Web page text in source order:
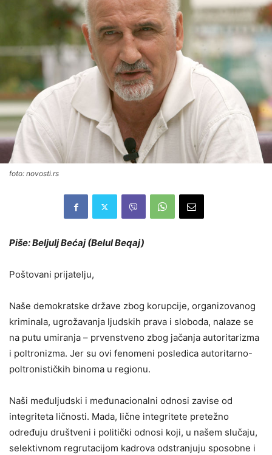
foto: novosti.rs
Piše: Beljulj Bećaj (Belul Beqaj)
Poštovani prijatelju,
Naše demokratske države zbog korupcije, organizovanog
kriminala, ugrožavanja ljudskih prava i sloboda, nalaze se
na putu umiranja – prvenstveno zbog jačanja autoritarizma
i poltronizma. Jer su ovi fenomeni posledica autoritarno-
poltronističkih binoma u regionu.
Naši međuljudski i međunacionalni odnosi zavise od
integriteta ličnosti. Mada, lične integritete pretežno
određuju društveni i politički odnosi koji, u našem slučaju,
selektivnom regrutacijom kadrova odstranjuju sposobne i